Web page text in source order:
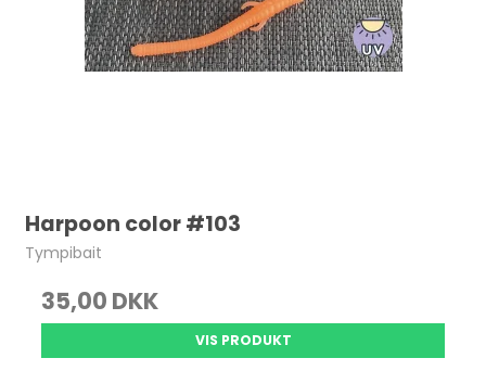
Harpoon color #103
Tympibait
35,00 DKK
VIS PRODUKT